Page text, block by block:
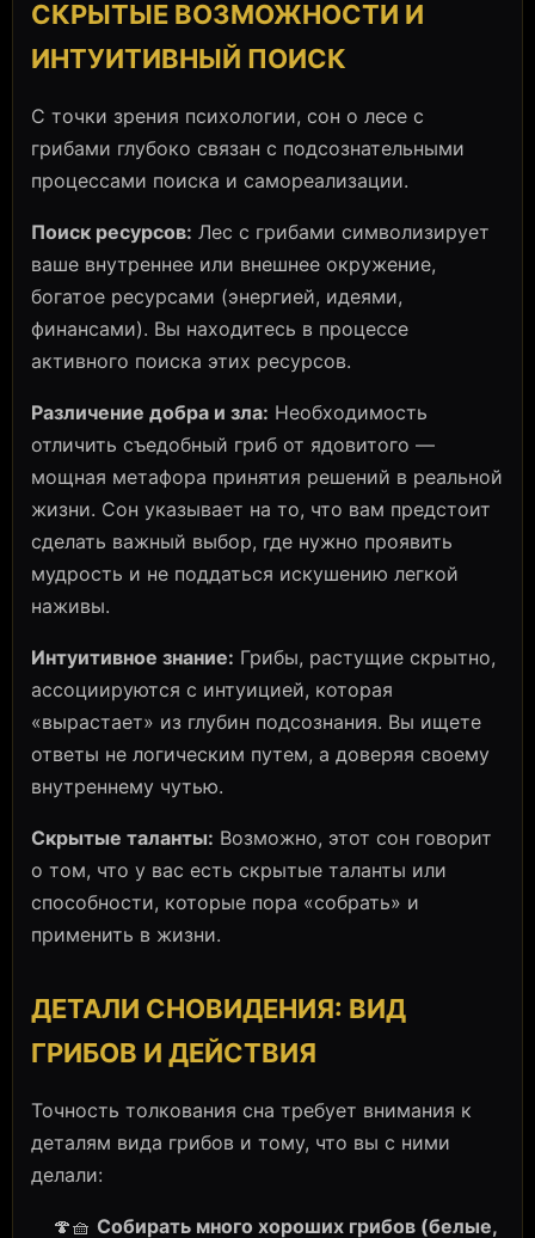
СКРЫТЫЕ ВОЗМОЖНОСТИ И
ИНТУИТИВНЫЙ ПОИСК
С точки зрения психологии, сон о лесе с
грибами глубоко связан с подсознательными
процессами поиска и самореализации.
Поиск ресурсов: Лес с грибами символизирует
ваше внутреннее или внешнее окружение,
богатое ресурсами (энергией, идеями,
финансами). Вы находитесь в процессе
активного поиска этих ресурсов.
Различение добра и зла: Необходимость
отличить съедобный гриб от ядовитого —
мощная метафора принятия решений в реальной
жизни. Сон указывает на то, что вам предстоит
сделать важный выбор, где нужно проявить
мудрость и не поддаться искушению легкой
наживы.
Интуитивное знание: Грибы, растущие скрытно,
ассоциируются с интуицией, которая
«вырастает» из глубин подсознания. Вы ищете
ответы не логическим путем, а доверяя своему
внутреннему чутью.
Скрытые таланты: Возможно, этот сон говорит
о том, что у вас есть скрытые таланты или
способности, которые пора «собрать» и
применить в жизни.
ДЕТАЛИ СНОВИДЕНИЯ: ВИД
ГРИБОВ И ДЕЙСТВИЯ
Точность толкования сна требует внимания к
деталям вида грибов и тому, что вы с ними
делали:
🍄🧺 Собирать много хороших грибов (белые,